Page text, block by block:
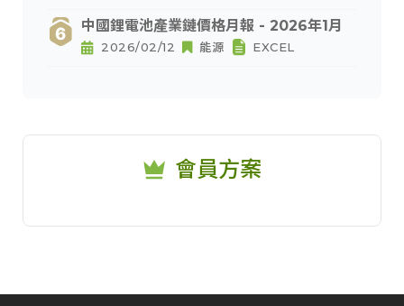
中國鋰電池產業鏈價格月報 - 2026年1月
2026/02/12 能源 EXCEL
會員方案